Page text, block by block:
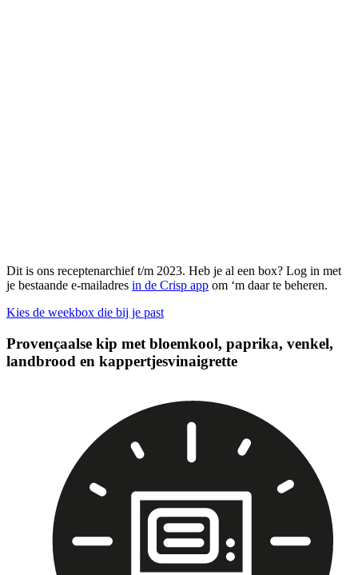
Dit is ons receptenarchief t/m 2023. Heb je al een box? Log in met
je bestaande e-mailadres in de Crisp app om ‘m daar te beheren.
Kies de weekbox die bij je past
Provençaalse kip met bloemkool, paprika, venkel,
landbrood en kappertjesvinaigrette